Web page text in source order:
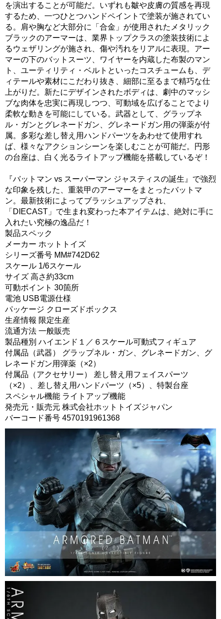
を演出することが可能だ。いずれも皺や皮膚の質感を再現
するため、一つひとつハンドペイントで塗装が施されてい
る。肩や胸など大部分に「合金」が使用されたメタリック
ブラックのアーマーは、業界トップクラスの塗装技術によ
るウェザリングが施され、傷や汚れをリアルに表現。アー
マーの下のバットスーツ、ワイヤーを内蔵した布製のマン
ト、ユーティリティ・ベルトといったコスチュームも、デ
ィテールや素材にこだわり抜き、細部に至るまで精巧な仕
上がりだ。新たにデザインされたボディは、劇中のマッシ
ブな肉体を忠実に再現しつつ、可動域を広げることでより
柔軟な動きを可能にしている。武器として、グラップネ
ル・ガンとグレネードガン、グレネードガン用の弾薬が付
属。多彩な差し替え用ハンドパーツをあわせて使用すれ
ば、様々なアクションシーンを楽しむことが可能だ。円形
の台座は、白く光るライトアップ機能を搭載しているぞ！
『バットマン vs スーパーマン ジャスティスの誕生』で強烈
な印象を残した、重装甲のアーマーをまとったバットマ
ン。最新技術によってブラッシュアップされ、
「DIECAST」で生まれ変わった本アイテムは、絶対に手に
入れたい究極の逸品だ！
製品スペック
メーカー ホットトイズ
シリーズ番号 MM#742D62
スケール 1/6スケール
サイズ 高さ約33cm
可動ポイント 30箇所
電池 USB電源仕様
パッケージ クローズドボックス
生産情報 限定生産
流通方法 一般販売
製品種別 ハイエンド１／６スケール可動式フィギュア
付属品（武器） グラップネル・ガン、グレネードガン、グ
レネードガン用弾薬（×2）
付属品（アクセサリー） 差し替え用フェイスパーツ
（×2）、差し替え用ハンドパーツ（×5）、特製台座
スペシャル機能 ライトアップ機能
発売元・販売元 株式会社ホットトイズジャパン
バーコード番号 4570191961368